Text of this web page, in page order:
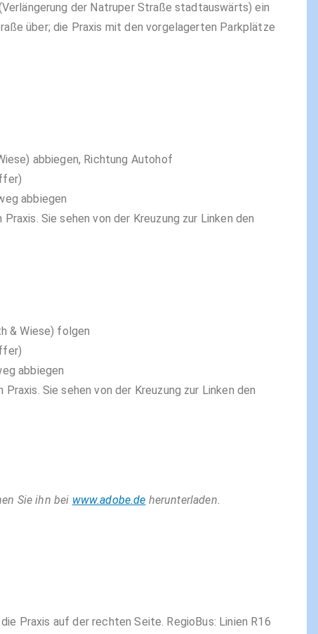
der Natruper Straße stadtauswärts) ein
über; die Praxis mit den vorgelagerten Parkplätze
abbiegen, Richtung Autohof
abbiegen
Sie sehen von der Kreuzung zur Linken den
& Wiese) folgen
abbiegen
Sie sehen von der Kreuzung zur Linken den
Sie ihn bei www.adobe.de herunterladen.
Praxis auf der rechten Seite. RegioBus: Linien R16